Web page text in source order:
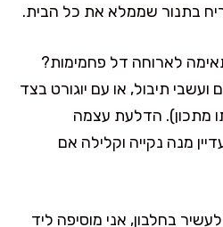
בתנור שממלא את כל הבית.
לארוחה דל פחמימות?
תיבול, או עם יוגורט בצד
מתכון). הדלעת עצמה
מנה נקייה וקלילה אם
בחלבון, אני מוסיפה ליד